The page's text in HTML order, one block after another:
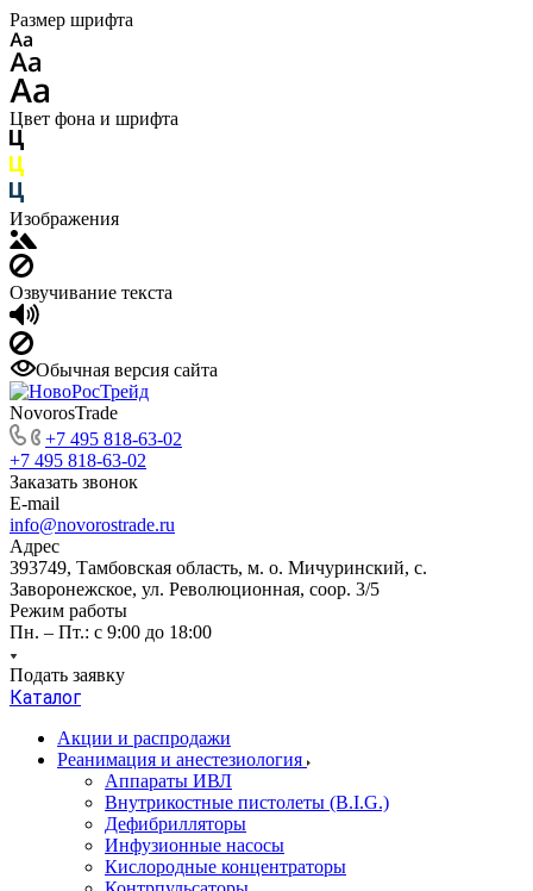
Размер шрифта
Цвет фона и шрифта
Изображения
Озвучивание текста
Обычная версия сайта
NovorosTrade
+7 495 818-63-02
+7 495 818-63-02
Заказать звонок
E-mail
info@novorostrade.ru
Адрес
393749, Тамбовская область, м. о. Мичуринский, с.
Заворонежское, ул. Революционная, соор. 3/5
Режим работы
Пн. – Пт.: с 9:00 до 18:00
Подать заявку
Каталог
Акции и распродажи
Реанимация и анестезиология
Аппараты ИВЛ
Внутрикостные пистолеты (B.I.G.)
Дефибрилляторы
Инфузионные насосы
Кислородные концентраторы